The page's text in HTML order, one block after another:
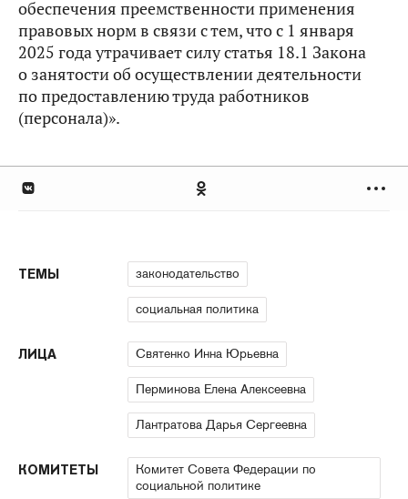
обеспечения преемственности применения
правовых норм в связи с тем, что с 1 января
2025 года утрачивает силу статья 18.1 Закона
о занятости об осуществлении деятельности
по предоставлению труда работников
(персонала)».
ТЕМЫ законодательство
социальная политика
ЛИЦА Святенко Инна Юрьевна
Перминова Елена Алексеевна
Лантратова Дарья Сергеевна
КОМИТЕТЫ
Комитет Совета Федерации по
социальной политике